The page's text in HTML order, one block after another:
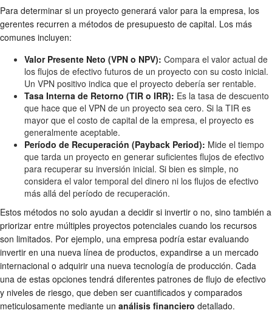
Para determinar si un proyecto generará valor para la empresa, los
gerentes recurren a métodos de presupuesto de capital. Los más
comunes incluyen:
Valor Presente Neto (VPN o NPV): Compara el valor actual de
los flujos de efectivo futuros de un proyecto con su costo inicial.
Un VPN positivo indica que el proyecto debería ser rentable.
Tasa Interna de Retorno (TIR o IRR): Es la tasa de descuento
que hace que el VPN de un proyecto sea cero. Si la TIR es
mayor que el costo de capital de la empresa, el proyecto es
generalmente aceptable.
Período de Recuperación (Payback Period): Mide el tiempo
que tarda un proyecto en generar suficientes flujos de efectivo
para recuperar su inversión inicial. Si bien es simple, no
considera el valor temporal del dinero ni los flujos de efectivo
más allá del período de recuperación.
Estos métodos no solo ayudan a decidir si invertir o no, sino también a
priorizar entre múltiples proyectos potenciales cuando los recursos
son limitados. Por ejemplo, una empresa podría estar evaluando
invertir en una nueva línea de productos, expandirse a un mercado
internacional o adquirir una nueva tecnología de producción. Cada
una de estas opciones tendrá diferentes patrones de flujo de efectivo
y niveles de riesgo, que deben ser cuantificados y comparados
meticulosamente mediante un análisis financiero detallado.